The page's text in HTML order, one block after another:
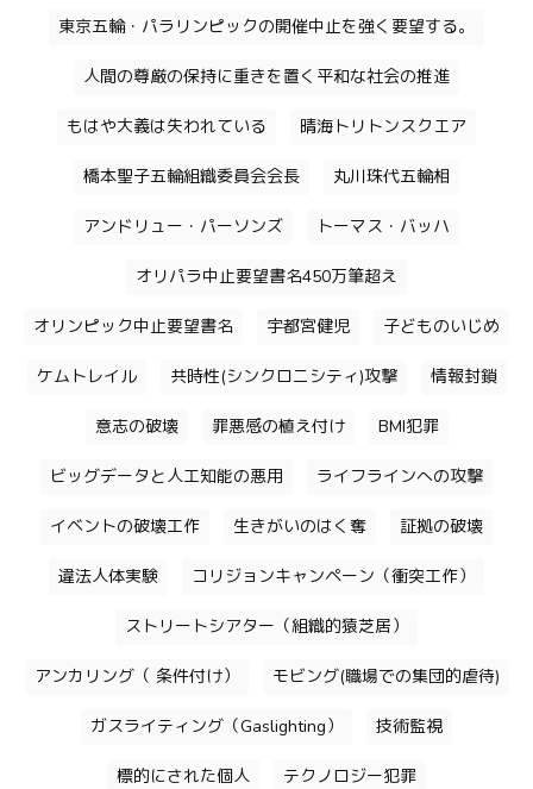
東京五輪・パラリンピックの開催中止を強く要望する。
人間の尊厳の保持に重きを置く平和な社会の推進
もはや大義は失われている 晴海トリトンスクエア
橋本聖子五輪組織委員会会長 丸川珠代五輪相
アンドリュー・パーソンズ トーマス・バッハ
オリパラ中止要望書名450万筆超え
オリンピック中止要望書名 宇都宮健児 子どものいじめ
ケムトレイル 共時性(シンクロニシティ)攻撃 情報封鎖
意志の破壊 罪悪感の植え付け BMI犯罪
ビッグデータと人工知能の悪用 ライフラインへの攻撃
イベントの破壊工作 生きがいのはく奪 証拠の破壊
違法人体実験 コリジョンキャンペーン（衝突工作）
ストリートシアター（組織的猿芝居）
アンカリング（ 条件付け） モビング(職場での集団的虐待)
ガスライティング（Gaslighting） 技術監視
標的にされた個人 テクノロジー犯罪